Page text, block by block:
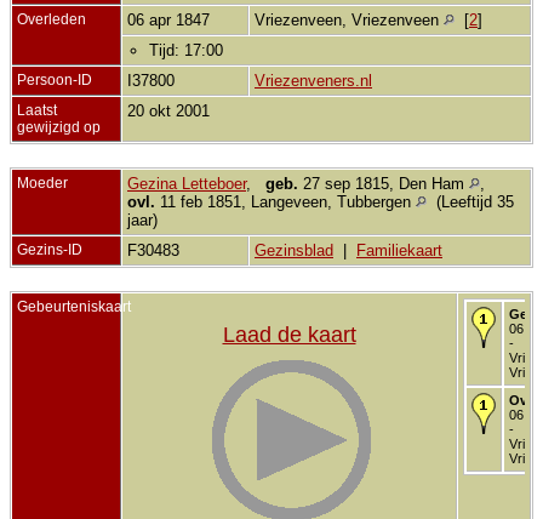
Overleden 06 apr 1847 Vriezenveen, Vriezenveen [2]
Tijd: 17:00
Persoon-ID I37800 Vriezenveners.nl
Laatst
gewijzigd op
20 okt 2001
Moeder Gezina Letteboer, geb. 27 sep 1815, Den Ham
ovl. 11 feb 1851, Langeveen, Tubbergen
(Leeftijd 35
jaar)
Gezins-ID F30483 Gezinsblad Familiekaart
Gebeurteniskaart
Laad de kaart
06
-
06
-